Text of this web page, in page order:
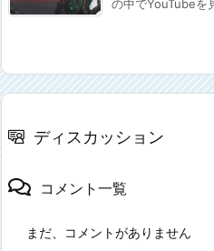
の中でYouTubeを
ディスカッション
コメント一覧
まだ、コメントがありません